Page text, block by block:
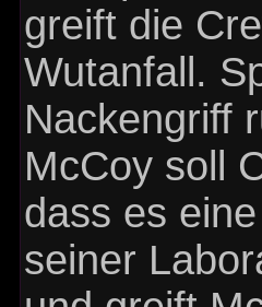
greift die
Wutanfall.
Nackengriff
McCoy soll
dass es
seiner